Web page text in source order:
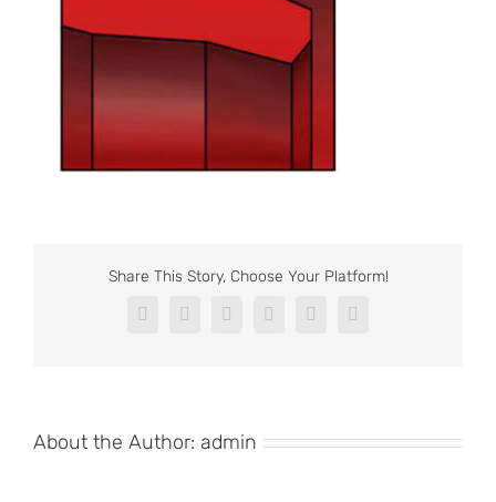
Share This Story, Choose Your Platform!
Facebook
X RedditLinkedInPinterestVk
About the Author: admin